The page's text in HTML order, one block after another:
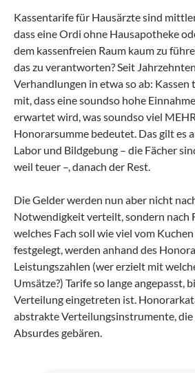
Kassentarife für Hausärzte sind
dass eine Ordi ohne Hausapotheke
dem kassenfreien Raum kaum zu
das zu verantworten? Seit
Verhandlungen in etwa so ab:
mit, dass eine soundso hohe
erwartet wird, was soundso viel
Honorarsumme bedeutet. Das gilt es
Labor und Bildgebung – die Fächer
weil teuer –, danach der Rest.
Die Gelder werden nun aber nicht
Notwendigkeit verteilt, sondern nach
welches Fach soll wie viel vom
festgelegt, werden anhand des
Leistungszahlen (wer erzielt mit
Umsätze?) Tarife so lange angepasst,
Verteilung eingetreten ist.
abstrakte Verteilungsinstrumente,
Absurdes gebären.